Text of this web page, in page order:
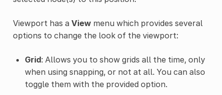
Viewport has a Viewmenu which provides several
options to change the look of the viewport:
Grid: Allows you to show grids all the time, only
when using snapping, or not at all. You can also
toggle them with the provided option.